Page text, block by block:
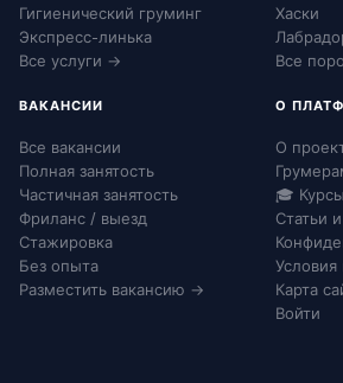
Гигиенический груминг
Экспресс-линька
Все услуги →
Хаски
Все
ВАКАНСИИ
Все вакансии
Полная занятость
Частичная занятость
Фриланс / выезд
Стажировка
Без опыта
Разместить вакансию →
О
О
🎓
Статьи
Условия
Карта
Войти